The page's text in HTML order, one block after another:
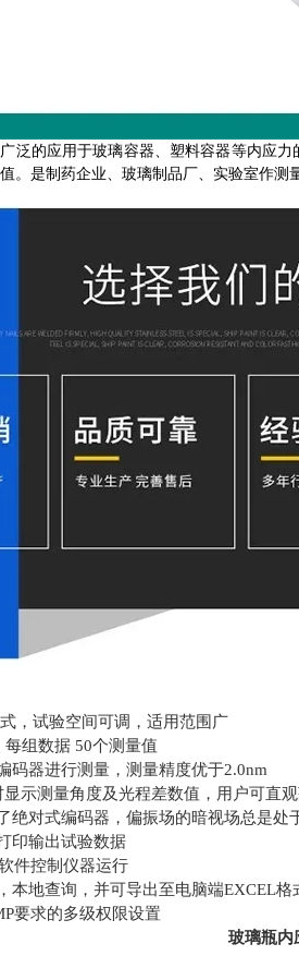
泛的应用于玻璃容器、塑料容器等内应
。是制药企业、玻璃制品厂、实验室作测
，试验空间可调，适用范围广
组数据 50个测量值
码器进行测量，测量精度优于2.0nm
示测量角度及光程差数值，用户可直
绝对式编码器，偏振场的暗视场总是
印输出试验数据
件控制仪器运行
本地查询，并可导出至电脑端EXCEL格
要求的多级权限设置
玻璃瓶内